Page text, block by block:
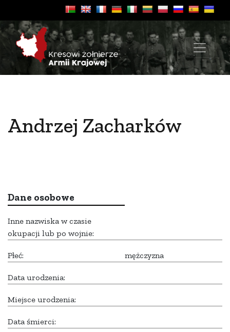
Andrzej Zacharków
Dane osobowe
Inne nazwiska w czasie
okupacji lub po wojnie:
Płeć: mężczyzna
Data urodzenia:
Miejsce urodzenia:
Data śmierci: